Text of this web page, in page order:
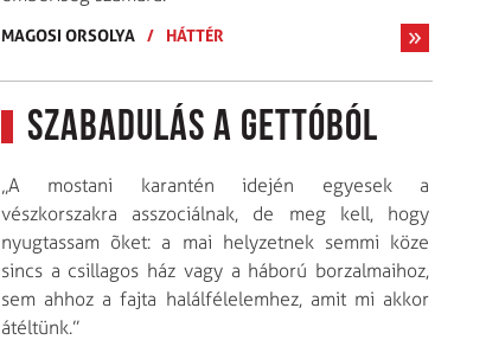
MAGOSI ORSOLYA / HÁTTÉR
Szabadulás a gettóból
„A mostani karantén idején egyesek a
vészkorszakra asszociálnak, de meg kell, hogy
nyugtassam õket: a mai helyzetnek semmi köze
sincs a csillagos ház vagy a háború borzalmaihoz,
sem ahhoz a fajta halál­félelemhez, amit mi akkor
átéltünk.”